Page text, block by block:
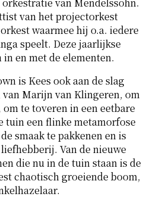
van het projectorkest
waarmee hij o.a. iedere
speelt. Deze jaarlijkse
en met de elementen.
is Kees ook aan de slag
van Marijn van Klingeren, om
te toveren in een eetbare
tuin een flinke metamorfose
smaak te pakkenen en is
Van de nieuwe
die nu in de tuin staan is de
chaotisch groeiende boom,